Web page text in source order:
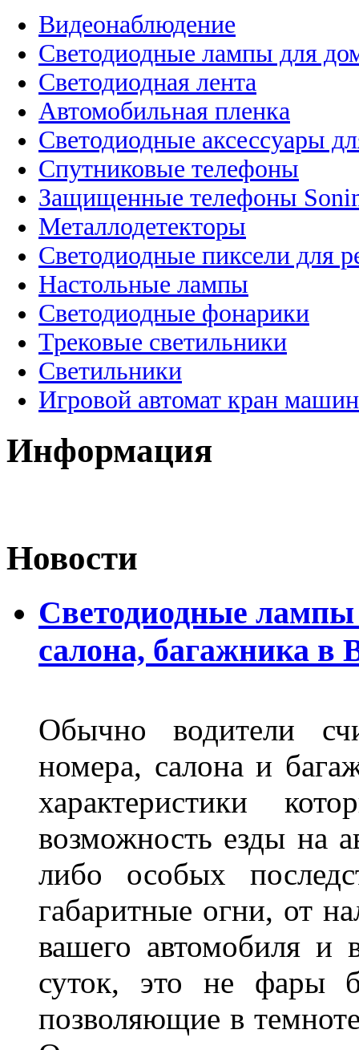
Видеонаблюдение
Светодиодные лампы для
Светодиодная лента
Автомобильная пленка
Светодиодные аксессуары
Спутниковые телефоны
Защищенные телефоны
Металлодетекторы
Светодиодные пиксели для
Настольные лампы
Светодиодные фонарики
Трековые светильники
Светильники
Игровой автомат кран
Информация
Новости
Светодиодные лампы
салона, багажника в
Обычно водители
номера, салона и
характеристики
возможность езды на
либо особых
габаритные огни, от
вашего автомобиля и
суток, это не фары
позволяющие в